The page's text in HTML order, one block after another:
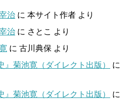
治 に 本サイト作者 より
治 に さとこ より
に 古川典保 より
』菊池寛（ダイレクト出版）
に
』菊池寛（ダイレクト出版）
に